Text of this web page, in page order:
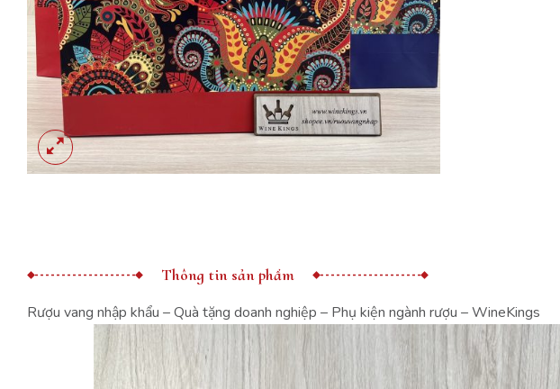
Thông tin sản phẩm
Rượu vang nhập khẩu – Quà tặng doanh nghiệp – Phụ kiện ngành rượu – WineKings